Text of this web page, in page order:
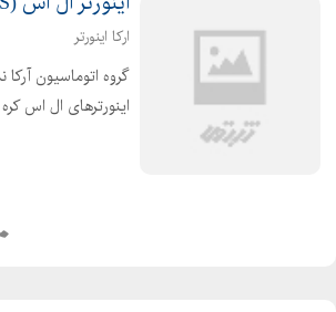
ارکا اینورتر
گروه اتوماسیون
اینورترهای ال اس
مدل های ذیل ارائه